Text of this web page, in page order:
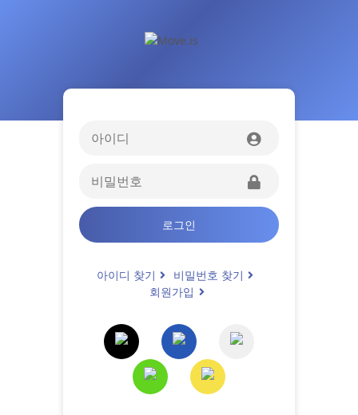
로그인
아이디 찾기
비밀번호 찾기
회원가입